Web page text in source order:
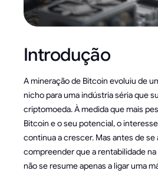
Introdução
A mineração de Bitcoin evoluiu de
nicho para uma indústria séria que
criptomoeda. À medida que mais
Bitcoin e o seu potencial, o
continua a crescer. Mas antes de se
compreender que a rentabilidade
não se resume apenas a ligar uma